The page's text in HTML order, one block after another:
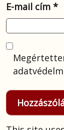
E-mail cím *